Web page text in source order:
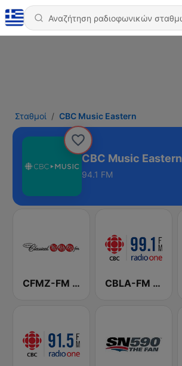
Σταθμοί CBC Music Eastern
CBC Music Eastern
94.1 FM
CFMZ-FM The New Classical FM CBLA-FM CBC Radio One Toronto